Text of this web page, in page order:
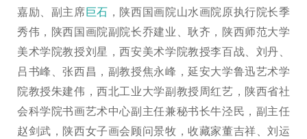
嘉励、副主席巨石 ，陕西国画院山水画院原执行院长季
秀伟，陕西国画院副院长乔建业、耿齐，陕西师范大学
美术学院教授刘星，西安美术学院教授李百战、刘丹、
吕书峰、张西昌，副教授焦永峰，延安大学鲁迅艺术学
院教授朱建伟，西北工业大学副教授周红艺，陕西省社
会科学院书画艺术中心副主任兼秘书长牛泾民，副主任
赵剑武，陕西女子画会顾问景牧，收藏家董吉祥、刘运